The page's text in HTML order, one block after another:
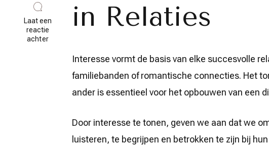
Laat een
reactie
achterop
Interesse
Betekenisvolle
in Relaties
Interesse vormt de basis van elke succesvolle
familiebanden of romantische connecties. Het
ander is essentieel voor het opbouwen van een
Door interesse te tonen, geven we aan dat we
luisteren, te begrijpen en betrokken te zijn bij